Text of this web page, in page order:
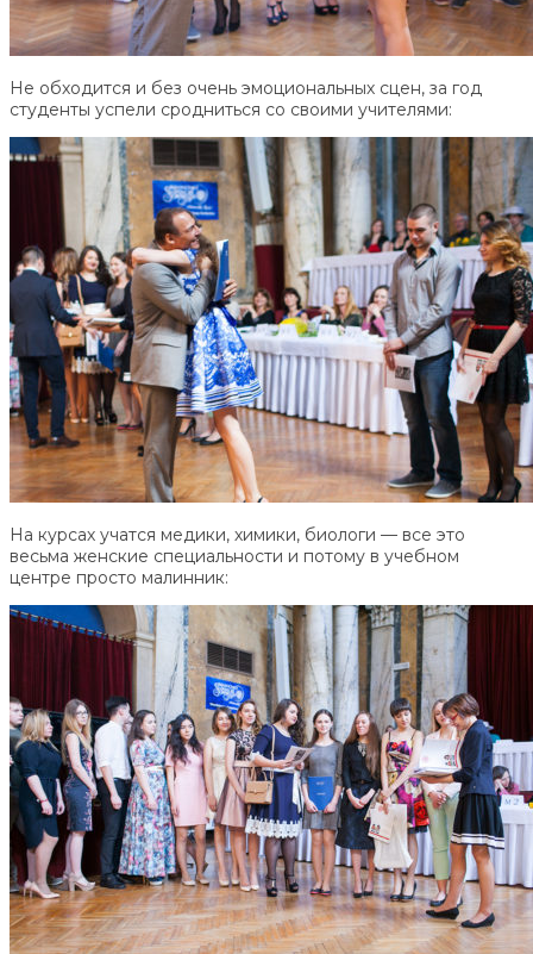
Не обходится и без очень эмоциональных сцен, за год
студенты успели сродниться со своими учителями:
На курсах учатся медики, химики, биологи — все это
весьма женские специальности и потому в учебном
центре просто малинник: